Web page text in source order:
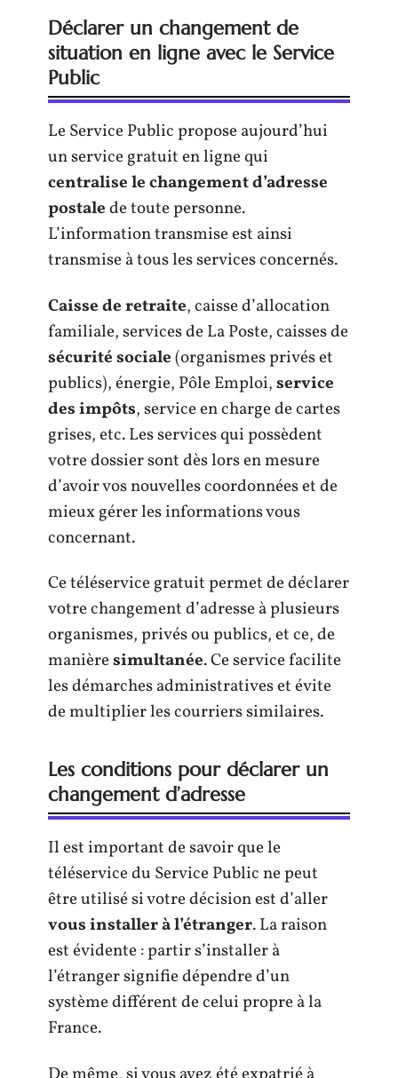
Déclarer un changement de
situation en ligne avec le Service
Public
Le Service Public propose aujourd’hui
un service gratuit en ligne qui
centralise le changement d’adresse
postalede toute personne.
L’information transmise est ainsi
transmise à tous les services concernés.
Caisse de retraite, caisse d’allocation
familiale, services de La Poste, caisses de
sécurité sociale(organismes privés et
publics), énergie, Pôle Emploi,service
des impôts, service en charge de cartes
grises, etc. Les services qui possèdent
votre dossier sont dès lors en mesure
d’avoir vos nouvelles coordonnées et de
mieux gérer les informations vous
concernant.
Ce téléservice gratuit permet de déclarer
votre changement d’adresse à plusieurs
organismes, privés ou publics, et ce, de
manièresimultanée. Ce service facilite
les démarches administratives et évite
de multiplier les courriers similaires.
Les conditions pour déclarer un
changement d’adresse
Il est important de savoir que le
téléservice du Service Public ne peut
être utilisé si votre décision est d’aller
vous installer à l’étranger. La raison
est évidente : partir s’installer à
l’étranger signifie dépendre d’un
système différent de celui propre à la
France.